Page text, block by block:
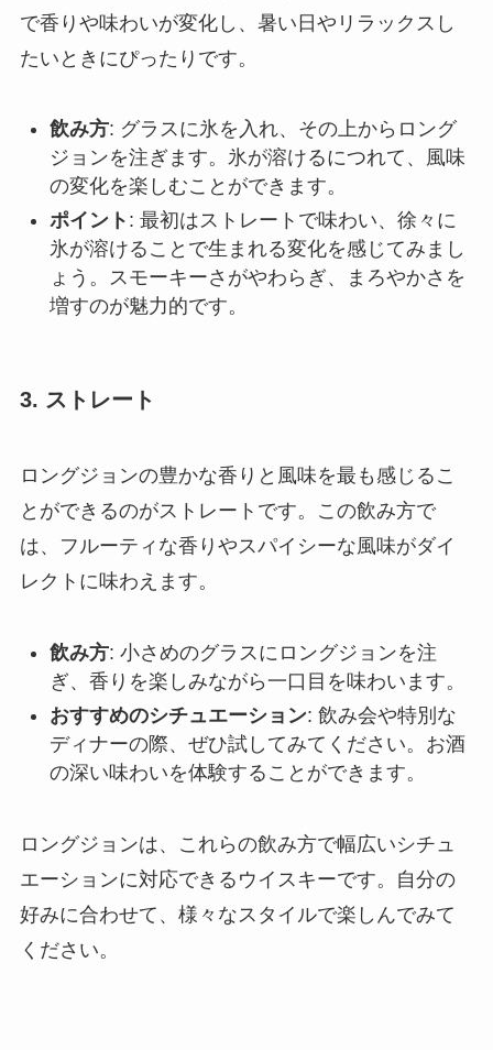
で香りや味わいが変化し、暑い日やリラックスし
たいときにぴったりです。
飲み方: グラスに氷を入れ、その上からロング
ジョンを注ぎます。氷が溶けるにつれて、風味
の変化を楽しむことができます。
ポイント : 最初はストレートで味わい、徐々に
氷が溶けることで生まれる変化を感じてみまし
ょう。スモーキーさがやわらぎ、まろやかさを
増すのが魅力的です。
3. ストレート
ロングジョンの豊かな香りと風味を最も感じるこ
とができるのがストレートです。この飲み方で
は、フルーティな香りやスパイシーな風味がダイ
レクトに味わえます。
飲み方: 小さめのグラスにロングジョンを注
ぎ、香りを楽しみながら一口目を味わいます。
おすすめのシチュエーション: 飲み会や特別な
ディナーの際、ぜひ試してみてください。お酒
の深い味わいを体験することができます。
ロングジョンは、これらの飲み方で幅広いシチュ
エーションに対応できるウイスキーです。自分の
好みに合わせて、様々なスタイルで楽しんでみて
ください。